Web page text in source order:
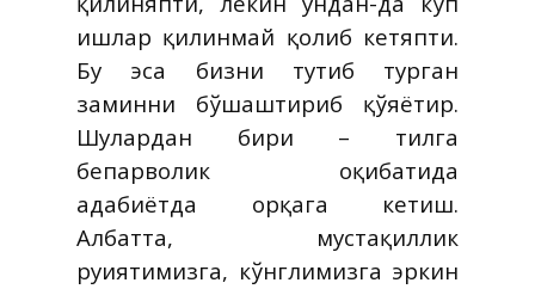
ишлар қилинмай қолиб кетяпти.
Бу эса бизни тутиб турган
заминни бўшаштириб қўяётир.
Шулардан бири – тилга
бепарволик оқибатида
адабиётда орқага кетиш.
Албатта, мустақиллик
руҳиятимизга, кўнглимизга эркин